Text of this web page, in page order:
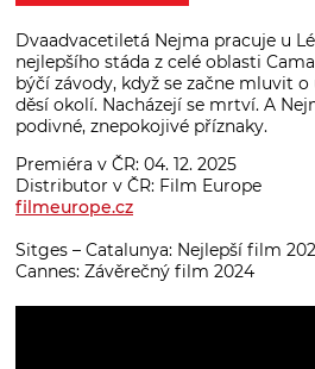
Dvaadvacetiletá Nejma pracuje u
nejlepšího stáda z celé oblasti
býčí závody, když se začne mluvit
děsí okolí. Nacházejí se mrtví. A
podivné, znepokojivé příznaky.
Premiéra v ČR: 04. 12. 2025
Distributor v ČR: Film Europe
filmeurope.cz
Sitges – Catalunya: Nejlepší film
Cannes: Závěrečný film 2024